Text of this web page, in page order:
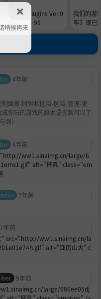
[自费]plugins Ver.0
99
我们的游
牢》现已
4年前
面板-时钟和区域-区域-管理-更
你玩的游戏的原本语言就可以了
）
6年前
ww1.sinaimg.cn/large/6
alt="杯具" class="em
7年前
7年前
" src="http://ww1.sinaimg.cn/la
alt="亚历山大" c
9年前
large/686ee05dj
稍候再来